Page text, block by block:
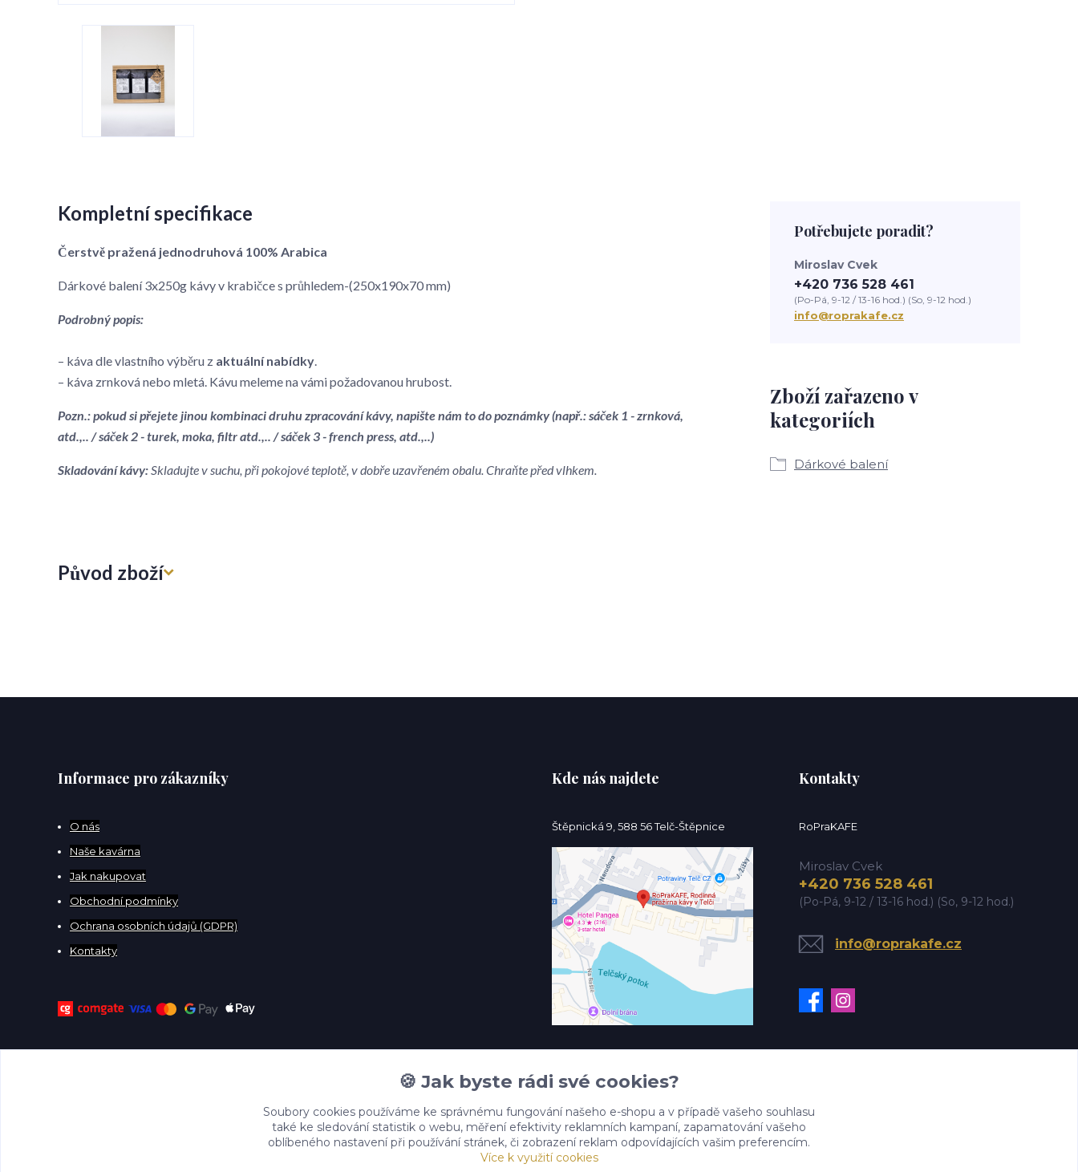
Kompletní specifikace
Čerstvě pražená jednodruhová 100% Arabica
Dárkové balení 3x250g kávy v krabičce s průhledem-(250x190x70 mm)
Podrobný popis:
– káva dle vlastního výběru z aktuální nabídky.
– káva zrnková nebo mletá. Kávu meleme na vámi požadovanou hrubost.
Pozn.: pokud si přejete jinou kombinaci druhu zpracování kávy, napište nám to do poznámky (např.: sáček 1 - zrnková,
atd.,.. / sáček 2 - turek, moka, filtr atd.,.. / sáček 3 - french press, atd.,..)
Skladování kávy:Skladujte v suchu, při pokojové teplotě, v dobře uzavřeném obalu. Chraňte před vlhkem.
Původ zboží
Zboží zařazeno v
kategoriích
Dárkové balení
Potřebujete poradit?
Miroslav Cvek
+420 736 528 461
(Po-Pá, 9-12 / 13-16 hod.) (So, 9-12 hod.)
info@roprakafe.cz
Informace pro zákazníky
O nás
Naše kavárna
Jak nakupovat
Obchodní podmínky
Ochrana osobních údajů (GDPR)
Kontakty
Kde nás najdete
Štěpnická 9, 588 56 Telč-Štěpnice
Kontakty
RoPraKAFE
Miroslav Cvek
+420 736 528 461
(Po-Pá, 9-12 / 13-16 hod.) (So, 9-12 hod.)
info@roprakafe.cz
🍪 Jak byste rádi své cookies?
Soubory cookies používáme ke správnému fungování našeho e-shopu a v případě vašeho souhlasu
také ke sledování statistik o webu, měření efektivity reklamních kampaní, zapamatování vašeho
oblíbeného nastavení při používání stránek, či zobrazení reklam odpovídajících vašim preferencím.
Více k využití cookies